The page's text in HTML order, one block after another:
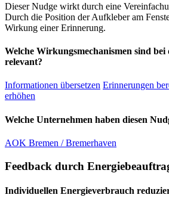
Dieser Nudge wirkt durch eine
Durch die Position der Aufkleber am
Wirkung einer Erinnerung.
Welche Wirkungsmechanismen sind bei
relevant?
Informationen übersetzen Erinnerungen
erhöhen
Welche Unternehmen haben diesen
AOK Bremen / Bremerhaven
Feedback durch
Individuellen Energieverbrauch